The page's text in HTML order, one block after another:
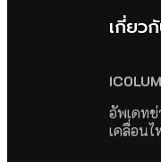
เกี่ยว
อัพเดทข่
เคลื่อนไ